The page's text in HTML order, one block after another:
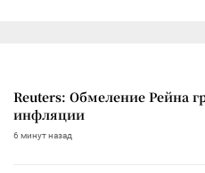
Reuters: Обмеление Рейна
инфляции
6 минут назад